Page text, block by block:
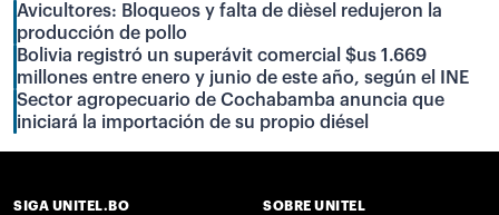
Avicultores: Bloqueos y falta de dièsel redujeron la
producción de pollo
Bolivia registró un superávit comercial $us 1.669
millones entre enero y junio de este año, según el INE
Sector agropecuario de Cochabamba anuncia que
iniciará la importación de su propio diésel
SIGA UNITEL.BO SOBRE UNITEL